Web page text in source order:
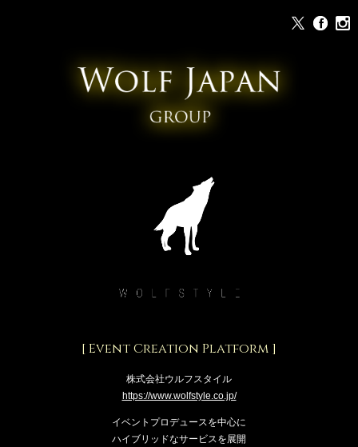
[ Event Creation Platform ]
株式会社ウルフスタイル
https://www.wolfstyle.co.jp/
イベントプロデュースを中心に
ハイブリッドなサービスを展開